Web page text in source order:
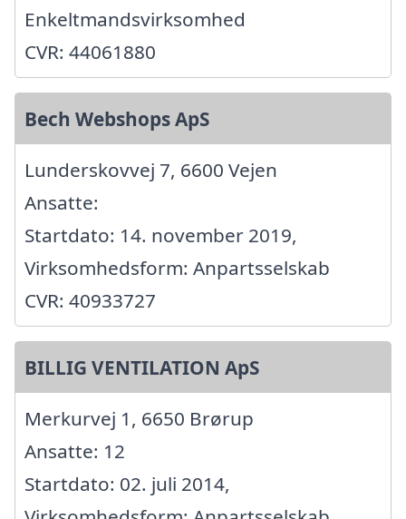
Enkeltmandsvirksomhed
CVR: 44061880
Bech Webshops ApS
Lunderskovvej 7, 6600 Vejen
Ansatte:
Startdato: 14. november 2019,
Virksomhedsform: Anpartsselskab
CVR: 40933727
BILLIG VENTILATION ApS
Merkurvej 1, 6650 Brørup
Ansatte: 12
Startdato: 02. juli 2014,